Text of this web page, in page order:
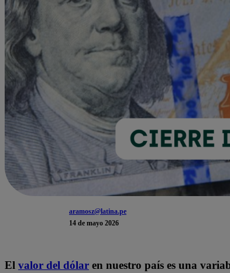
aramosz@latina.pe
14 de mayo 2026
El valor del dólar en nuestro país es una